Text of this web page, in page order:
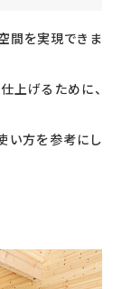
間を実現できま
上げるために、
い方を参考にし